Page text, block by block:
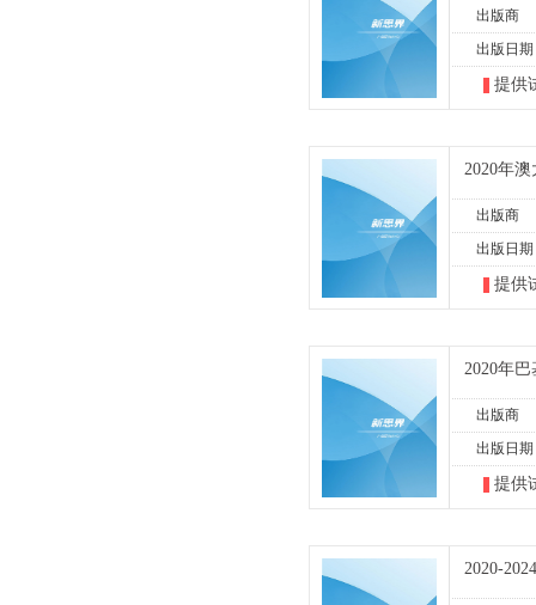
出版商
出版日期
提供
2020年
出版商
出版日期
提供
2020年
出版商
出版日期
提供
2020-